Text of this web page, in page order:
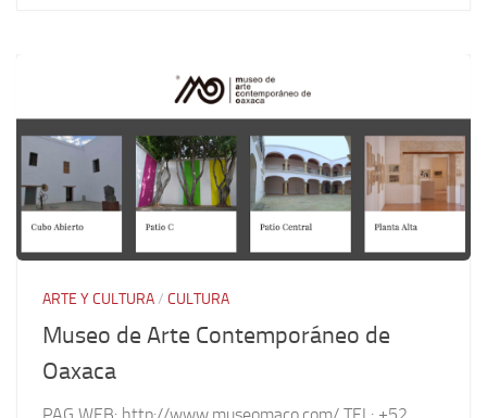
ARTE Y CULTURA/ CULTURA
Museo de Arte Contemporáneo de
Oaxaca
PAG WEB: http://www.museomaco.com/ TEL: +52